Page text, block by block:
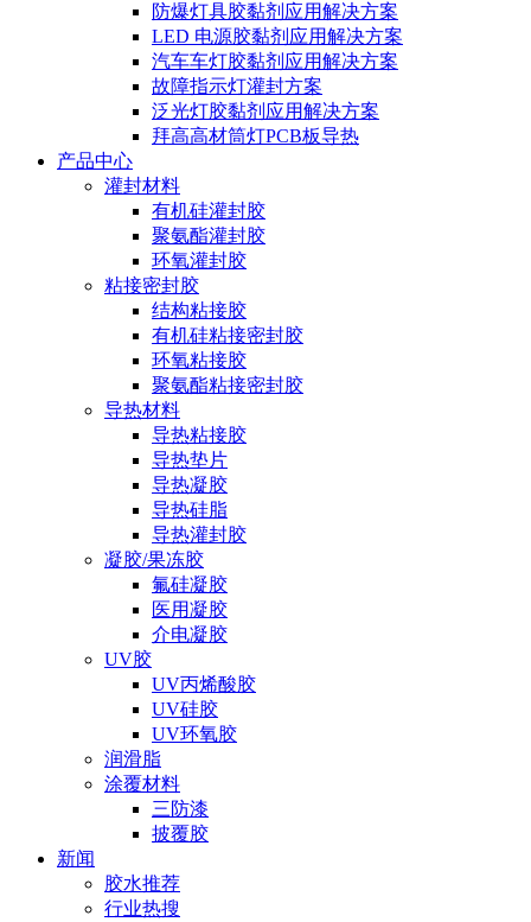
防爆灯具胶黏剂应用解决方案
LED 电源胶黏剂应用解决方案
汽车车灯胶黏剂应用解决方案
故障指示灯灌封方案
泛光灯胶黏剂应用解决方案
拜高高材筒灯PCB板导热
产品中心
灌封材料
有机硅灌封胶
聚氨酯灌封胶
环氧灌封胶
粘接密封胶
结构粘接胶
有机硅粘接密封胶
环氧粘接胶
聚氨酯粘接密封胶
导热材料
导热粘接胶
导热垫片
导热凝胶
导热硅脂
导热灌封胶
凝胶/果冻胶
氟硅凝胶
医用凝胶
介电凝胶
UV胶
UV丙烯酸胶
UV硅胶
UV环氧胶
润滑脂
涂覆材料
三防漆
披覆胶
新闻
胶水推荐
行业热搜